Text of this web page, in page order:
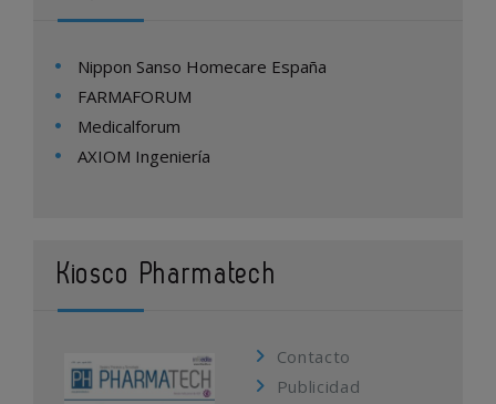
Nippon Sanso Homecare España
FARMAFORUM
Medicalforum
AXIOM Ingeniería
Kiosco Pharmatech
Contacto
Publicidad